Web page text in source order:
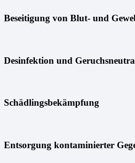
Beseitigung von Blut- und
Desinfektion und
Schädlingsbekämpfung
Entsorgung kontaminierter